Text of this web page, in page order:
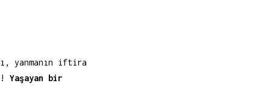
yanmanın iftira
Yaşayan bir